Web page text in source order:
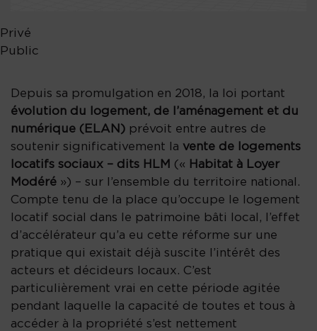
Privé
Public
Depuis sa promulgation en 2018, la loi portant
évolution du logement, de l’aménagement et du
numérique (ELAN) prévoit entre autres de
soutenir significativement la vente de logements
locatifs sociaux – dits HLM (« Habitat à Loyer
Modéré ») – sur l’ensemble du territoire national.
Compte tenu de la place qu’occupe le logement
locatif social dans le patrimoine bâti local, l’effet
d’accélérateur qu’a eu cette réforme sur une
pratique qui existait déjà suscite l’intérêt des
acteurs et décideurs locaux. C’est
particulièrement vrai en cette période agitée
pendant laquelle la capacité de toutes et tous à
accéder à la propriété s’est nettement